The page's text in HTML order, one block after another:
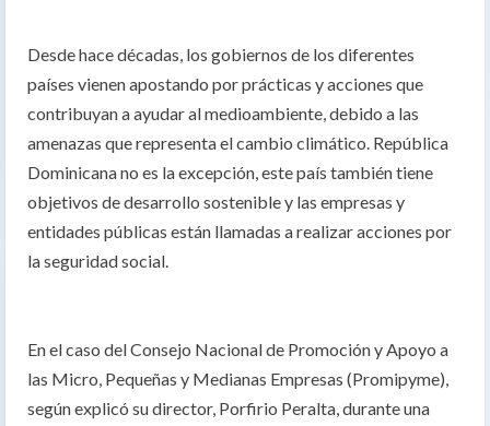
Desde hace décadas, los gobiernos de los diferentes
países vienen apostando por prácticas y acciones que
contribuyan a ayudar al medioambiente, debido a las
amenazas que representa el cambio climático. República
Dominicana no es la excepción, este país también tiene
objetivos de desarrollo sostenible y las empresas y
entidades públicas están llamadas a realizar acciones por
la seguridad social.
En el caso del Consejo Nacional de Promoción y Apoyo a
las Micro, Pequeñas y Medianas Empresas (Promipyme),
según explicó su director, Porfirio Peralta, durante una